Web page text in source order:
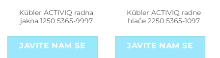
Kübler ACTIVIQ radna
jakna 1250 5365-9997
JAVITE NAM SE
Kübler ACTIVIQ radne
hlače 2250 5365-1097
JAVITE NAM SE